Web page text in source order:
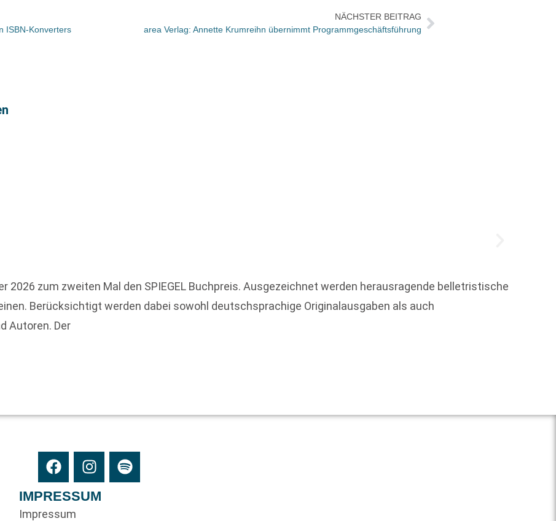
ISBN-Konverters
NÄCHSTER BEITRAG
area Verlag: Annette Krumreihn übernimmt Programmgeschäftsführung
2026 zum zweiten Mal den SPIEGEL Buchpreis. Ausgezeichnet werden herausragende belletristische
Berücksichtigt werden dabei sowohl deutschsprachige Originalausgaben als auch
Autoren. Der
IMPRESSUM
Impressum